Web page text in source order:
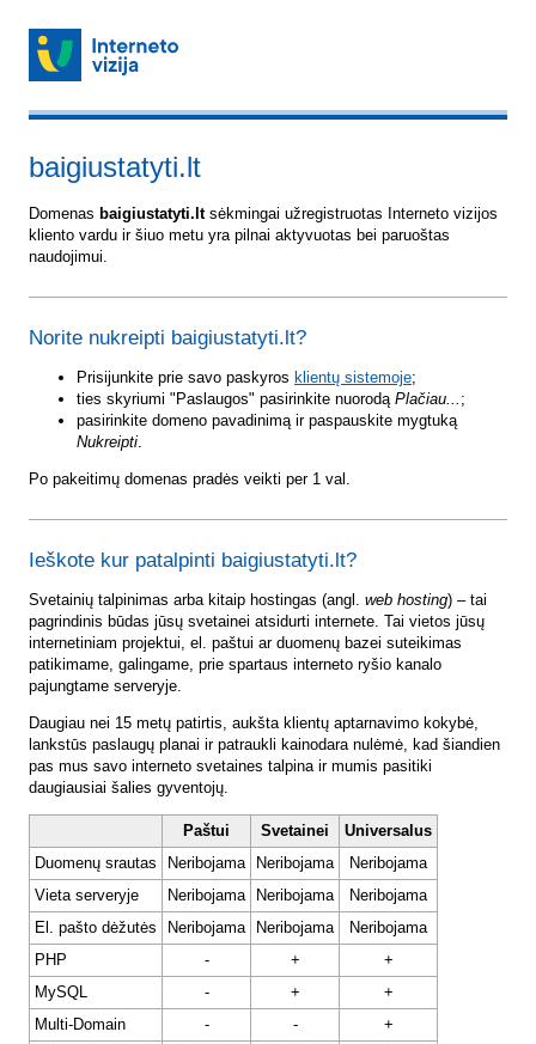
baigiustatyti.lt
Domenas baigiustatyti.ltsėkmingai užregistruotas Interneto vizijos
kliento vardu ir šiuo metu yra pilnai aktyvuotas bei paruoštas
naudojimui.
Norite nukreipti baigiustatyti.lt?
Prisijunkite prie savo paskyros klientų sistemoje;
ties skyriumi "Paslaugos" pasirinkite nuorodą Plačiau... ;
pasirinkite domeno pavadinimą ir paspauskite mygtuką
Nukreipti.
Po pakeitimų domenas pradės veikti per 1 val.
Ieškote kur patalpinti baigiustatyti.lt?
Svetainių talpinimas arba kitaip hostingas (angl. web hosting) – tai
pagrindinis būdas jūsų svetainei atsidurti internete. Tai vietos jūsų
internetiniam projektui, el. paštui ar duomenų bazei suteikimas
patikimame, galingame, prie spartaus interneto ryšio kanalo
pajungtame serveryje.
Daugiau nei 15 metų patirtis, aukšta klientų aptarnavimo kokybė,
lankstūs paslaugų planai ir patraukli kainodara nulėmė, kad šiandien
pas mus savo interneto svetaines talpina ir mumis pasitiki
daugiausiai šalies gyventojų.
Paštui Svetainei
Universalus
Duomenų srautas
Neribojama Neribojama
Neribojama
Vieta serveryje
Neribojama Neribojama
Neribojama
El. pašto dėžutės
Neribojama Neribojama
Neribojama
PHP
- +
+
MySQL
- +
+
Multi-Domain
- -
+